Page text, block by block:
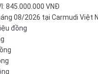
845.000.000 VNĐ
08/2026 tại Carmudi Việt
đồng